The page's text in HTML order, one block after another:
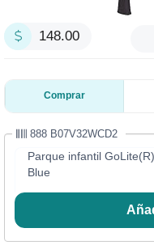
148.00
Comprar
888 B07V32WCD2
Parque infantil
Blue